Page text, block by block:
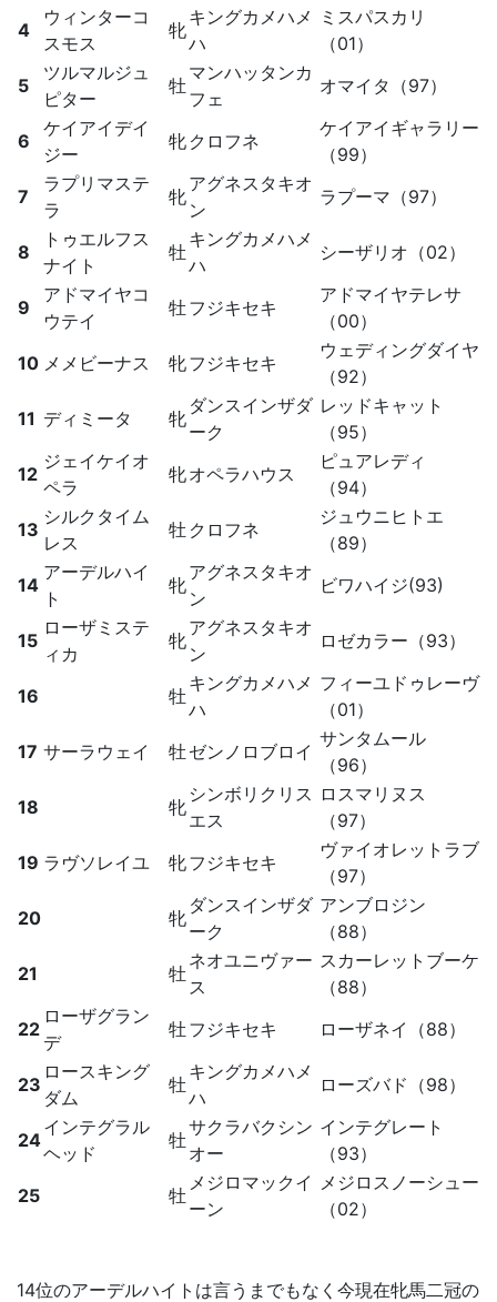
4
ウィンターコ
スモス
牝
キングカメハメ
ハ
ミスパスカリ
（01）
5
ツルマルジュ
ピター
牡
マンハッタンカ
フェ
オマイタ（97）
6
ケイアイデイ
ジー
牝 クロフネ
ケイアイギャラリー
（99）
7
ラプリマステ
ラ
牝
アグネスタキオ
ン
ラプーマ（97）
8
トゥエルフス
ナイト
牡
キングカメハメ
ハ
シーザリオ（02）
9
アドマイヤコ
ウテイ
牡 フジキセキ
アドマイヤテレサ
（00）
10 メメビーナス 牝フジキセキ
ウェディングダイヤ
（92）
11 ディミータ 牝
ダンスインザダ
ーク
レッドキャット
（95）
12
ジェイケイオ
ペラ
牝オペラハウス
ピュアレディ
（94）
13
シルクタイム
レス
牡 クロフネ
ジュウニヒトエ
（89）
14
アーデルハイ
ト
牝
アグネスタキオ
ン
ビワハイジ(93)
15
ローザミステ
ィカ
牝
アグネスタキオ
ン
ロゼカラー（93）
16 牡
キングカメハメ
ハ
フィーユドゥレーヴ
（01）
17 サーラウェイ 牡 ゼンノロブロイ
サンタムール
（96）
18
牝
シンボリクリス
エス
ロスマリヌス
（97）
19 ラヴソレイユ 牝フジキセキ
ヴァイオレットラブ
（97）
20
牝
ダンスインザダ
ーク
アンブロジン
（88）
21
牡
ネオユニヴァー
ス
スカーレットブーケ
（88）
22
ローザグラン
デ
牡 フジキセキ ローザネイ（88）
23
ロースキング
ダム
牡
キングカメハメ
ハ
ローズバド（98）
24
インテグラル
ヘッド
牡
サクラバクシン
オー
インテグレート
（93）
25
牡
メジロマックイ
ーン
メジロスノーシュー
（02）
14位のアーデルハイトは言うまでもなく今現在牝馬二冠の